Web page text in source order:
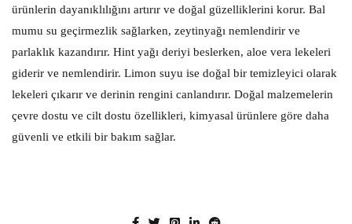
ürünlerin dayanıklılığını artırır ve doğal güzelliklerini korur. Bal
mumu su geçirmezlik sağlarken, zeytinyağı nemlendirir ve
parlaklık kazandırır. Hint yağı deriyi beslerken, aloe vera lekeleri
giderir ve nemlendirir. Limon suyu ise doğal bir temizleyici olarak
lekeleri çıkarır ve derinin rengini canlandırır. Doğal malzemelerin
çevre dostu ve cilt dostu özellikleri, kimyasal ürünlere göre daha
güvenli ve etkili bir bakım sağlar.